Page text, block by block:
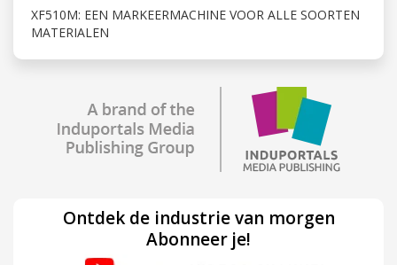
XF510M: EEN MARKEERMACHINE VOOR ALLE SOORTEN
MATERIALEN
Ontdek de industrie van morgen
Abonneer je!